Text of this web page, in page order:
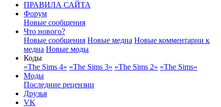
ПРАВИЛА САЙТА
Форум
Новые сообщения
Что нового?
Новые сообщения Новые медиа Новые комментарии к
медиа Новые моды
Коды
«The Sims 4» «The Sims 3» «The Sims 2» «The Sims»
Моды
Последние рецензии
Друзья
VK